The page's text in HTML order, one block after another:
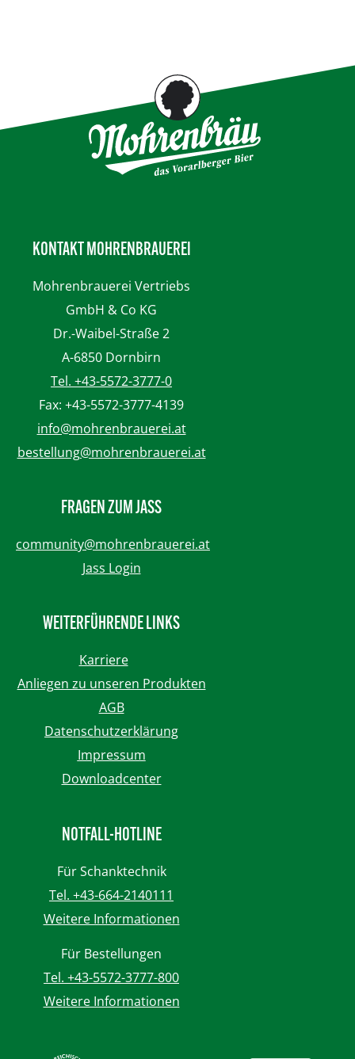
KONTAKT MOHRENBRAUEREI
Mohrenbrauerei Vertriebs
GmbH & Co KG
Dr.-Waibel-Straße 2
A-6850 Dornbirn
Tel. +43-5572-3777-0
Fax: +43-5572-3777-4139
info@mohrenbrauerei.at
bestellung@mohrenbrauerei.at
FRAGEN ZUM JASS
community@mohrenbrauerei.at
Jass Login
WEITERFÜHRENDE LINKS
Karriere
Anliegen zu unseren Produkten
AGB
Datenschutzerklärung
Impressum
Downloadcenter
NOTFALL-HOTLINE
Für Schanktechnik
Tel. +43-664-2140111
Weitere Informationen
Für Bestellungen
Tel. +43-5572-3777-800
Weitere Informationen